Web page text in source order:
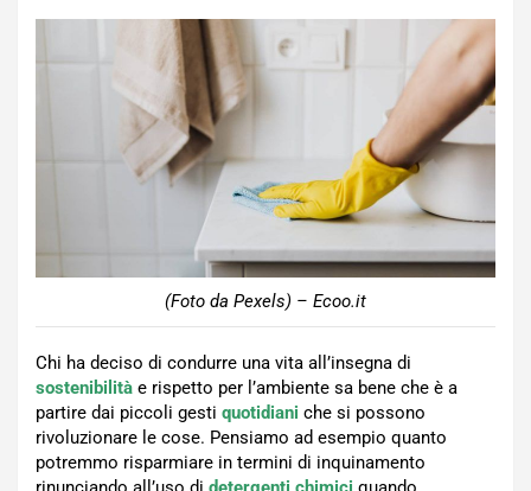
(Foto da Pexels) – Ecoo.it
Chi ha deciso di condurre una vita all’insegna di
sostenibilità e rispetto per l’ambiente sa bene che è a
partire dai piccoli gesti quotidiani che si possono
rivoluzionare le cose. Pensiamo ad esempio quanto
potremmo risparmiare in termini di inquinamento